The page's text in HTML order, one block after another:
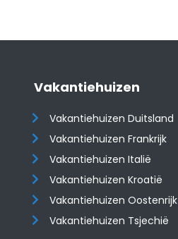
Vakantiehuizen
Vakantiehuizen Duitsland
Vakantiehuizen Frankrijk
Vakantiehuizen Italië
Vakantiehuizen Kroatië
​​​​​​​Vakantiehuizen Oostenrijk
Vakantiehuizen Tsjechië